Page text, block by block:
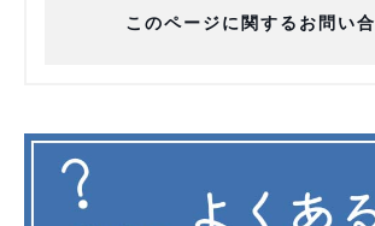
このページに関するお問い